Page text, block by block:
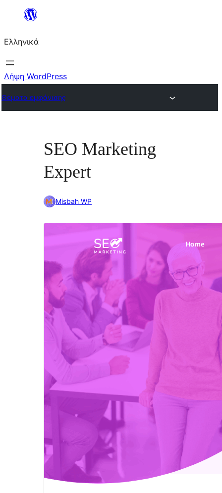
Μετάβαση
περιεχόμενο
Ελληνικά
Λήψη WordPress
Θέματα εμφάνισης
SEO Marketing
Expert
Misbah WP